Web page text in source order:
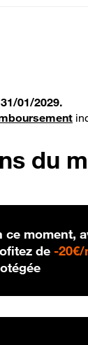
01/2029.
du
ce moment,
de -20€/